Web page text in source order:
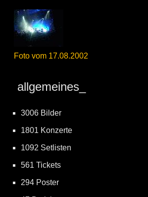
Foto vom 17.08.2002
allgemeines_
3006 Bilder
1801 Konzerte
1092 Setlisten
561 Tickets
294 Poster